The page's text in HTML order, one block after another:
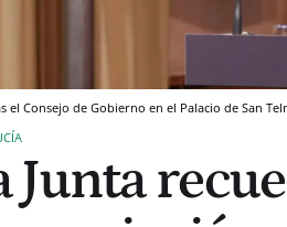
el Consejo de Gobierno en el Palacio de San
Junta